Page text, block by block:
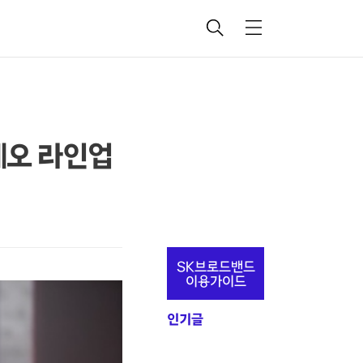
검
메
라인업
추
정
보
SK브로드밴드
이용가이드
인기글